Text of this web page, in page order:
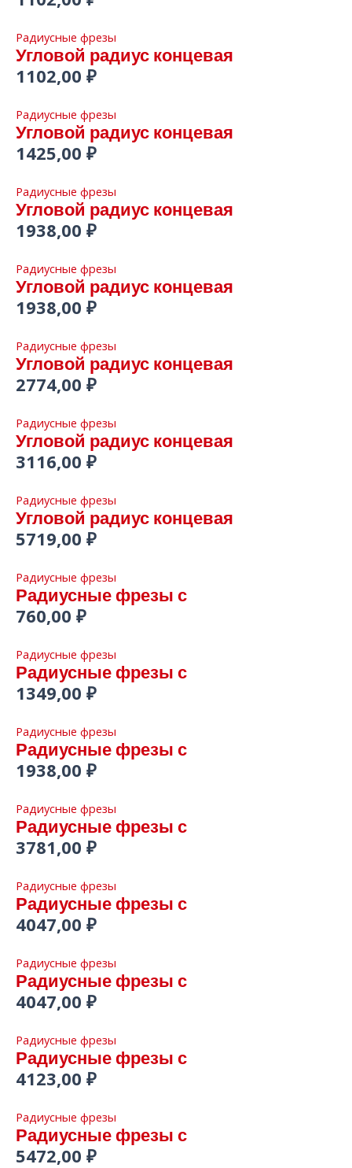
Радиусные фрезы
Угловой радиус концевая
1102,00 ₽
Радиусные фрезы
Угловой радиус концевая
1425,00 ₽
Радиусные фрезы
Угловой радиус концевая
1938,00 ₽
Радиусные фрезы
Угловой радиус концевая
1938,00 ₽
Радиусные фрезы
Угловой радиус концевая
2774,00 ₽
Радиусные фрезы
Угловой радиус концевая
3116,00 ₽
Радиусные фрезы
Угловой радиус концевая
5719,00 ₽
Радиусные фрезы
Радиусные фрезы с
760,00 ₽
Радиусные фрезы
Радиусные фрезы с
1349,00 ₽
Радиусные фрезы
Радиусные фрезы с
1938,00 ₽
Радиусные фрезы
Радиусные фрезы с
3781,00 ₽
Радиусные фрезы
Радиусные фрезы с
4047,00 ₽
Радиусные фрезы
Радиусные фрезы с
4047,00 ₽
Радиусные фрезы
Радиусные фрезы с
4123,00 ₽
Радиусные фрезы
Радиусные фрезы с
5472,00 ₽